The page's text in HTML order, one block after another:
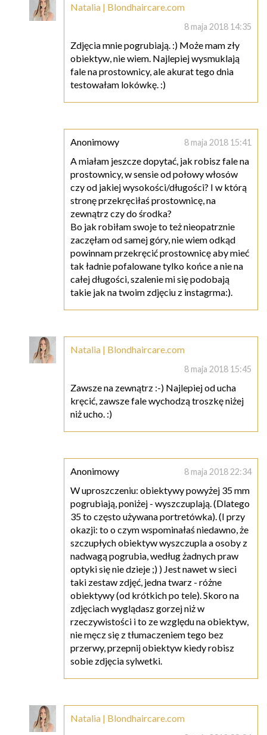
Natalia | Blondhaircare.com
8 maja 2018 14:35
Zdjęcia mnie pogrubiają. :) Może mam zły
obiektyw, nie wiem. Najlepiej wysmuklają
fale na prostownicy, ale akurat tego dnia
testowałam lokówkę. :)
Anonimowy 8 maja 2018 15:41
A miałam jeszcze dopytać, jak robisz fale na
prostownicy, w sensie od połowy włosów
czy od jakiej wysokości/długości? I w którą
stronę przekręciłaś prostownicę, na
zewnątrz czy do środka?
Bo jak robiłam swoje to też nieopatrznie
zaczęłam od samej góry, nie wiem odkąd
powinnam przekręcić prostownicę aby mieć
tak ładnie pofalowane tylko końce a nie na
całej długości, szalenie mi się podobają
takie jak na twoim zdjęciu z instagrma:).
Natalia | Blondhaircare.com
8 maja 2018 15:45
Zawsze na zewnątrz :-) Najlepiej od ucha
kręcić, zawsze fale wychodzą troszkę niżej
niż ucho. :)
Anonimowy 8 maja 2018 22:34
W uproszczeniu: obiektywy powyżej 35 mm
pogrubiają, poniżej - wyszczuplają. (Dlatego
35 to często używana portretówka). (I przy
okazji: to o czym wspominałaś niedawno, że
szczupłych obiektyw wyszczupla a osoby z
nadwagą pogrubia, według żadnych praw
optyki się nie dzieje ;) ) Jest nawet w sieci
taki zestaw zdjęć, jedna twarz - różne
obiektywy (od krótkich po tele). Skoro na
zdjęciach wyglądasz gorzej niż w
rzeczywistości i to ze względu na obiektyw,
nie męcz się z tłumaczeniem tego bez
przerwy, przepnij obiektyw kiedy robisz
sobie zdjęcia sylwetki.
Natalia | Blondhaircare.com